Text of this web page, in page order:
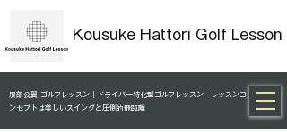
Kousuke Hattori Golf Lesson
服部公翼 ゴルフレッスン｜ドライバー特化型ゴルフレッスン レッスンコ
ンセプトは美しいスイングと圧倒的飛距離